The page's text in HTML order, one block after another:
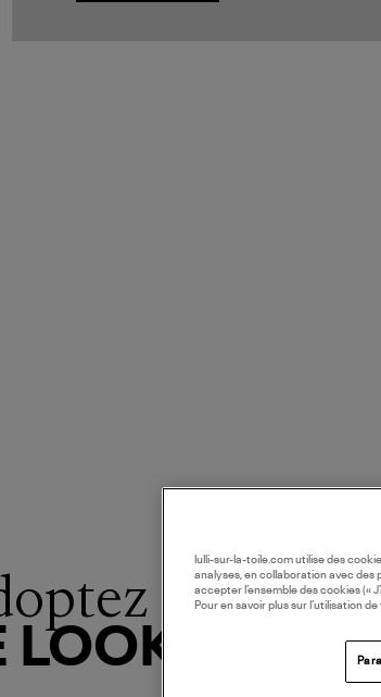
LOOK
lulli-sur-la-toile.com utilise des
analyses, en collaboration avec des
accepter l’ensemble des cookies («
Pour en savoir plus sur l’utilisation